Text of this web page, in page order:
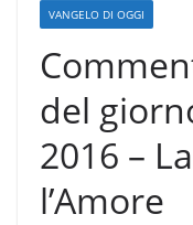
VANGELO DI OGGI
del
2016 –
l’Amore